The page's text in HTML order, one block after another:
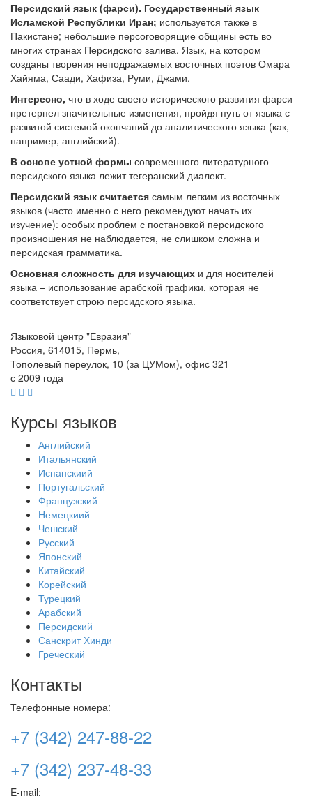
Персидский язык (фарси). Государственный язык
Исламской Республики Иран; используется также в
Пакистане; небольшие персоговорящие общины есть во
многих странах Персидского залива. Язык, на котором
созданы творения неподражаемых восточных поэтов Омара
Хайяма, Саади, Хафиза, Руми, Джами.
Интересно, что в ходе своего исторического развития фарси
претерпел значительные изменения, пройдя путь от языка с
развитой системой окончаний до аналитического языка (как,
например, английский).
В основе устной формы современного литературного
персидского языка лежит тегеранский диалект.
Персидский язык считается самым легким из восточных
языков (часто именно с него рекомендуют начать их
изучение): особых проблем с постановкой персидского
произношения не наблюдается, не слишком сложна и
персидская грамматика.
Основная сложность для изучающих и для носителей
языка – использование арабской графики, которая не
соответствует строю персидского языка.
Языковой центр "Евразия"
Россия, 614015, Пермь,
Тополевый переулок, 10 (за ЦУМом), офис 321
с 2009 года
Курсы языков
Английский
Итальянский
Испанскиий
Португальский
Французский
Немецкиий
Чешский
Русский
Японский
Китайский
Корейский
Турецкий
Арабский
Персидский
Санскрит Хинди
Греческий
Контакты
Телефонные номера:
+7 (342) 247-88-22
+7 (342) 237-48-33
E-mail: